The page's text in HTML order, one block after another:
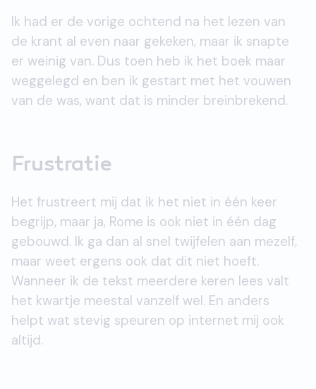
Ik had er de vorige ochtend na het lezen van
de krant al even naar gekeken, maar ik snapte
er weinig van. Dus toen heb ik het boek maar
weggelegd en ben ik gestart met het vouwen
van de was, want dat is minder breinbrekend.
Frustratie
Het frustreert mij dat ik het niet in één keer
begrijp, maar ja, Rome is ook niet in één dag
gebouwd. Ik ga dan al snel twijfelen aan mezelf,
maar weet ergens ook dat dit niet hoeft.
Wanneer ik de tekst meerdere keren lees valt
het kwartje meestal vanzelf wel. En anders
helpt wat stevig speuren op internet mij ook
altijd.